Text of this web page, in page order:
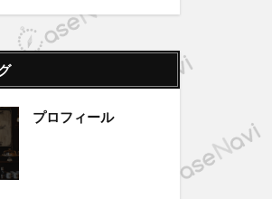
プロフィール